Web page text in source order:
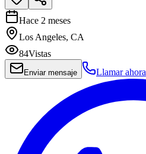
Hace 2 meses
Los Angeles, CA
84Vistas
Enviar mensaje Llamar ahora